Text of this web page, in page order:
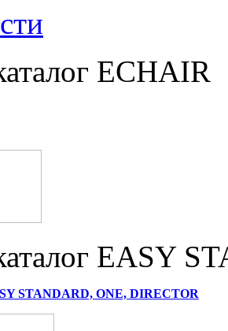
ECHAIR
EASY
STANDARD, ONE, DIRECTOR